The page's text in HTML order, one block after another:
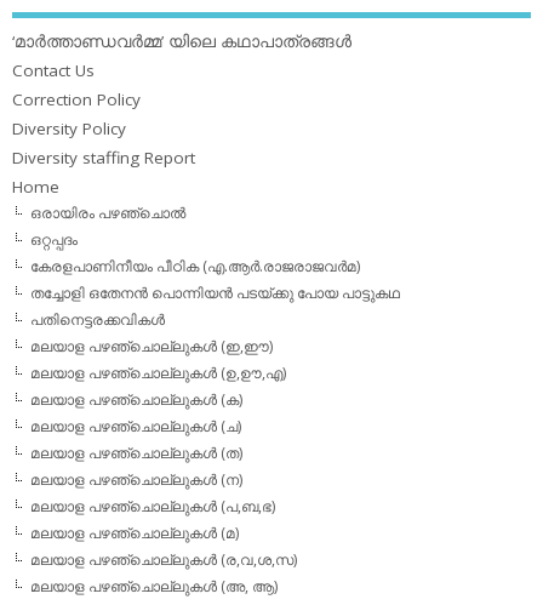
‘മാര്‍ത്താണ്ഡവര്‍മ്മ’ യിലെ കഥാപാത്രങ്ങള്‍
Contact Us
Correction Policy
Diversity Policy
Diversity staffing Report
Home
ഒരായിരം പഴഞ്ചൊല്‍
ഒറ്റപ്പദം
കേരളപാണിനീയം പീഠിക (എ.ആര്‍.രാജരാജവര്‍മ)
തച്ചോളി ഒതേനൻ പൊന്നിയൻ പടയ്‌ക്കു പോയ പാട്ടുകഥ
പതിനെട്ടരക്കവികള്‍
മലയാള പഴഞ്ചൊല്ലുകള്‍ (ഇ,ഈ)
മലയാള പഴഞ്ചൊല്ലുകള്‍ (ഉ,ഊ,എ)
മലയാള പഴഞ്ചൊല്ലുകള്‍ (ക)
മലയാള പഴഞ്ചൊല്ലുകള്‍ (ച)
മലയാള പഴഞ്ചൊല്ലുകള്‍ (ത)
മലയാള പഴഞ്ചൊല്ലുകള്‍ (ന)
മലയാള പഴഞ്ചൊല്ലുകള്‍ (പ,ബ,ഭ)
മലയാള പഴഞ്ചൊല്ലുകള്‍ (മ)
മലയാള പഴഞ്ചൊല്ലുകള്‍ (ര,വ,ശ,സ)
മലയാള പഴഞ്ചൊല്ലുകൾ (അ, ആ)